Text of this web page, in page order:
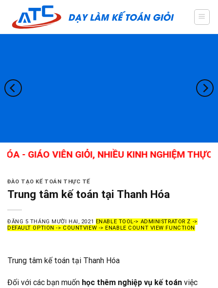
content
VIÊN GIỎI, NHIỀU KINH NGHIỆM THỰC
ĐÀO TẠO KẾ TOÁN THỰC TẾ
Trung tâm kế toán tại Thanh Hóa
ĐĂNG 5 THÁNG MƯỜI HAI, 2021 ENABLE TOOL-> ADMINISTRATOR Z ->
DEFAULT OPTION -> COUNTVIEW -> ENABLE COUNT VIEW FUNCTION
Trung tâm kế toán tại Thanh Hóa
Đối với các bạn muốn học thêm nghiệp vụ kế toán việc